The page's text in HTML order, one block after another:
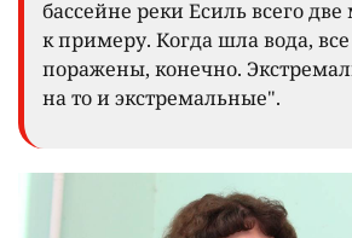
бассейне реки Есиль всего
к примеру. Когда шла вода,
поражены, конечно.
на то и экстремальные".